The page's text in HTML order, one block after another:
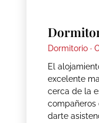
Dormitorio ·
El
excelente
cerca de la
compañeros
darte